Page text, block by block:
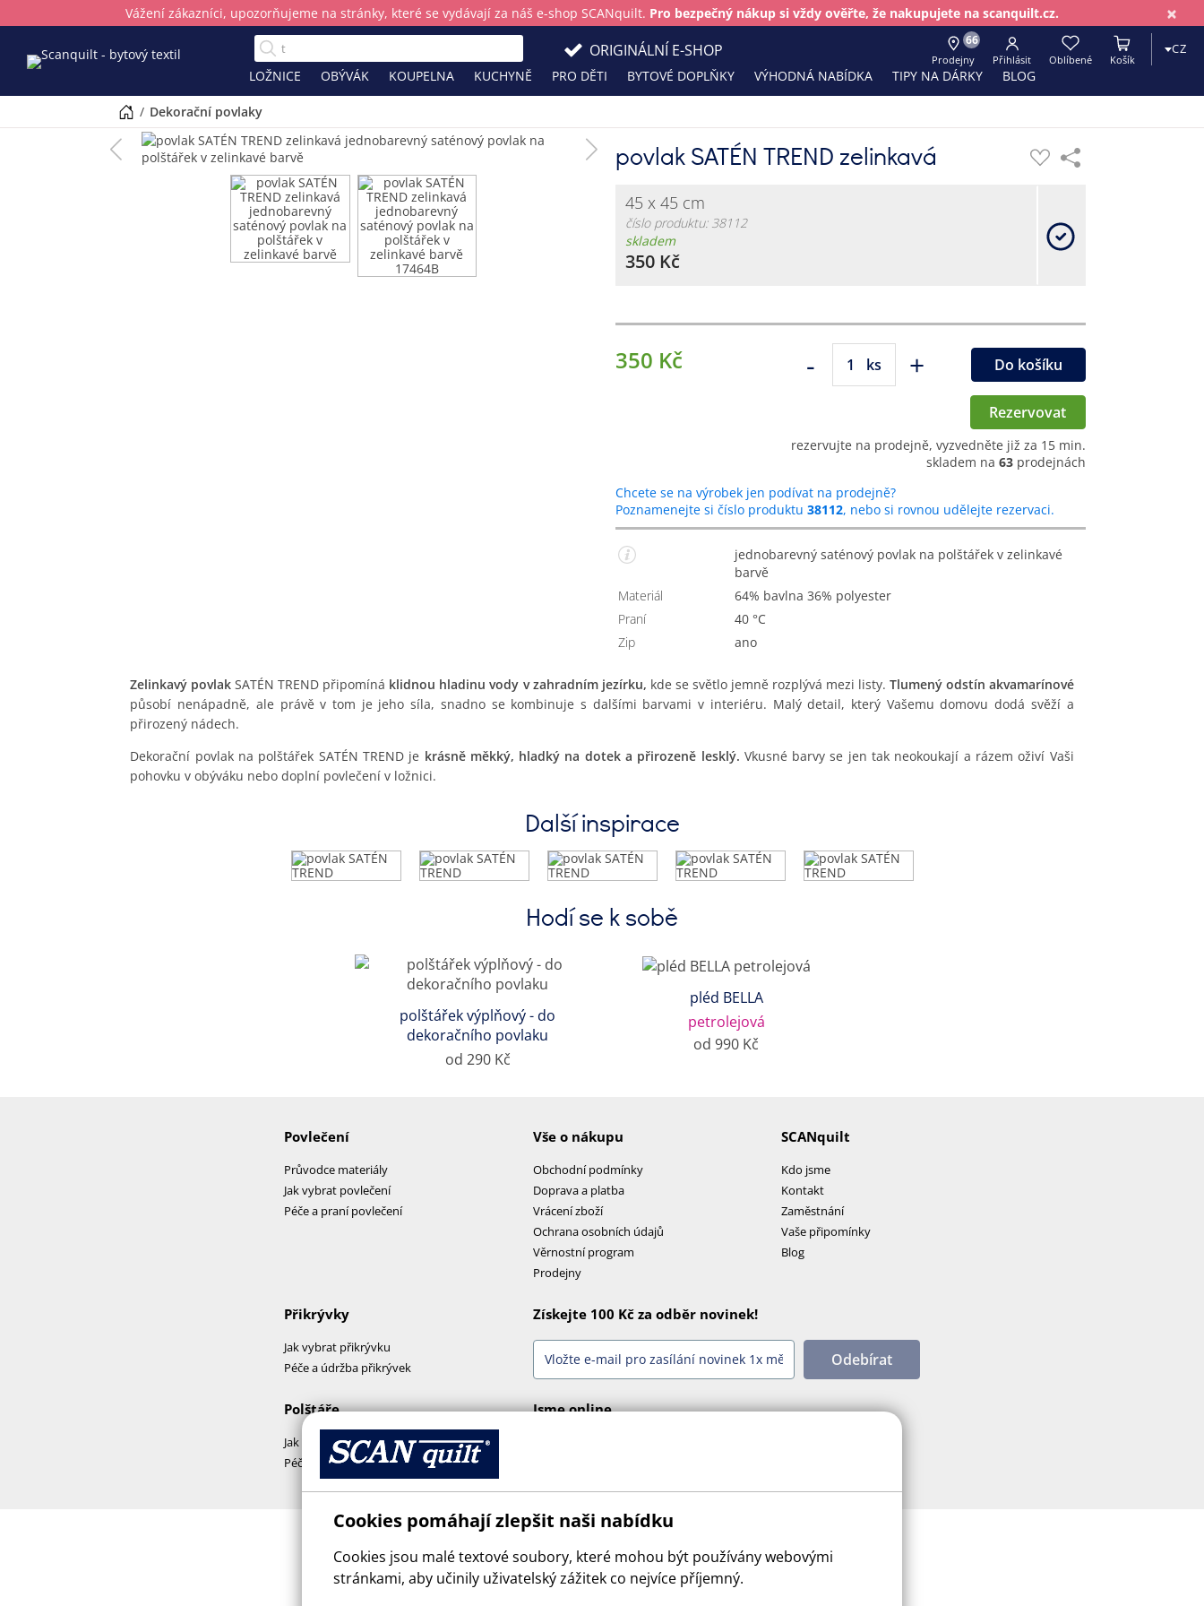
×
Vážení zákazníci, upozorňujeme na stránky, které se vydávají za náš e-shop SCANquilt. Pro bezpečný nákup si vždy ověřte, že nakupujete na scanquilt.cz.
LOŽNICE OBÝVÁK KOUPELNA KUCHYNĚ PRO DĚTI BYTOVÉ DOPLŇKY VÝHODNÁ NABÍDKA TIPY NA DÁRKY BLOG
66
Prodejny Přihlásit Oblíbené Košík
CZ
ORIGINÁLNÍ E-SHOP
/ dekorační povlaky
povlak SATÉN TREND zelinkavá
45 x 45 cm
číslo produktu: 38112
skladem
350 Kč
350 Kč - ks + Do košíku
Rezervovat
rezervujte na prodejně, vyzvedněte již za 15 min.
skladem na 63 prodejnách
Chcete se na výrobek jen podívat na prodejně?
Poznamenejte si číslo produktu 38112, nebo si rovnou udělejte rezervaci.
jednobarevný saténový povlak na polštářek v zelinkavé
barvě
Materiál
64% bavlna 36% polyester
Praní
40 °C
Zip
Ano
Zelinkavý povlak SATÉN TREND připomíná klidnou hladinu vody v zahradním jezírku, kde se světlo jemně rozplývá mezi listy. Tlumený odstín akvamarínové
působí nenápadně, ale právě v tom je jeho síla, snadno se kombinuje s dalšími barvami v interiéru. Malý detail, který Vašemu domovu dodá svěží a
přirozený nádech.
Dekorační povlak na polštářek SATÉN TREND je krásně měkký, hladký na dotek a přirozeně lesklý. Vkusné barvy se jen tak neokoukají a rázem oživí Vaši
pohovku v obýváku nebo doplní povlečení v ložnici.
Další inspirace
Hodí se k sobě
polštářek výplňový - do
dekoračního povlaku
od 290 Kč
pléd BELLA
petrolejová
od 990 Kč
Povlečení
Průvodce materiály
Jak vybrat povlečení
Péče a praní povlečení
Vše o nákupu
Obchodní podmínky
Doprava a platba
Vrácení zboží
Ochrana osobních údajů
Věrnostní program
Prodejny
SCANquilt
Kdo jsme
Kontakt
Zaměstnání
Vaše připomínky
Blog
Přikrývky
Jak vybrat přikrývku
Péče a údržba přikrývek
Polštáře
Jak vybrat polštář
Péče a praní polštářů
Získejte 100 Kč za odběr novinek!
Odebírat
Jsme online
Cookies pomáhají zlepšit naši nabídku
Cookies jsou malé textové soubory, které mohou být používány webovými
stránkami, aby učinily uživatelský zážitek co nejvíce příjemný.